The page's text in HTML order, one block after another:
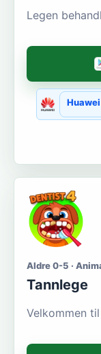
Legen
Huawei
Aldre 0-5 ·
Tannlege
Velkommen